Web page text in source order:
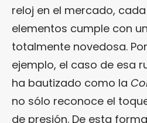
reloj en el mercado,
elementos cumple con
totalmente novedosa.
ejemplo, el caso de esa
ha bautizado como la
no sólo reconoce el
de presión. De esta